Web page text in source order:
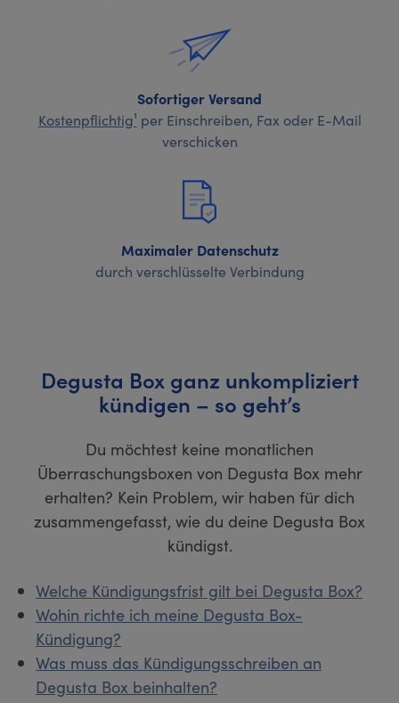
Sofortiger Versand
Kostenpflichtig¹ per Einschreiben, Fax oder E-Mail
verschicken
Maximaler Datenschutz
durch verschlüsselte Verbindung
Degusta Box ganz unkompliziert
kündigen – so geht’s
Du möchtest keine monatlichen
Überraschungsboxen von Degusta Box mehr
erhalten? Kein Problem, wir haben für dich
zusammengefasst, wie du deine Degusta Box
kündigst.
Welche Kündigungsfrist gilt bei Degusta Box?
Wohin richte ich meine Degusta Box-
Kündigung?
Was muss das Kündigungsschreiben an
Degusta Box beinhalten?